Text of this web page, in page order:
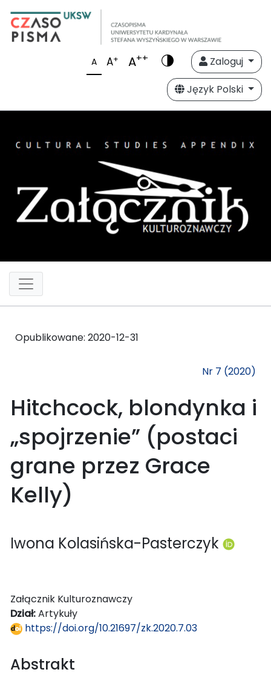
A A+ A++
Zaloguj
Język Polski
Opublikowane: 2020-12-31
Nr 7 (2020)
Hitchcock, blondynka i
„spojrzenie” (postaci
grane przez Grace
Kelly)
Iwona Kolasińska-Pasterczyk
Załącznik Kulturoznawczy
Dział:Artykuły
https://doi.org/10.21697/zk.2020.7.03
Abstrakt